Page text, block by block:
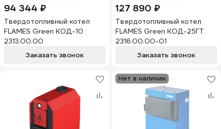
94 344 ₽
Твердотопливный котел
FLAMES Green КОД-10
2313.00.00
Заказать звонок
127 890 ₽
Твердотопливный котел
FLAMES Green КОД-25ГТ
2316.00.00-01
Заказать звонок
Нет в наличии